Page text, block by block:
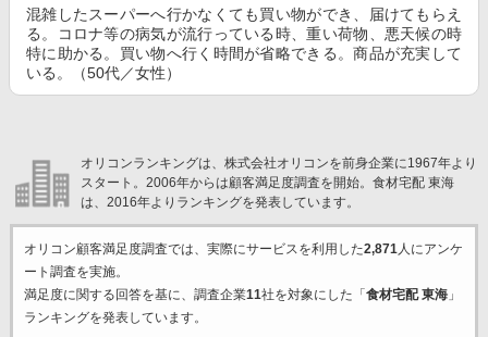
混雑したスーパーへ行かなくても買い物ができ、届けてもらえ
る。コロナ等の病気が流行っている時、重い荷物、悪天候の時
特に助かる。買い物へ行く時間が省略できる。商品が充実して
いる。（50代／女性）
オリコンランキングは、株式会社オリコンを前身企業に1967年より
スタート。2006年からは顧客満足度調査を開始。食材宅配 東海
は、2016年よりランキングを発表しています。
オリコン顧客満足度調査では、実際にサービスを利用した2,871人にアンケ
ート調査を実施。
満足度に関する回答を基に、調査企業11社を対象にした「 食材宅配 東海」
ランキングを発表しています。